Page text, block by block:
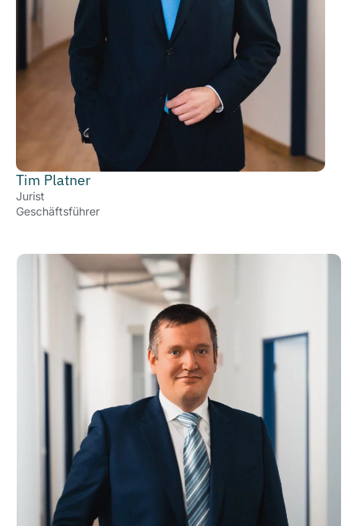
Tim Platner
Jurist
Geschäftsführer